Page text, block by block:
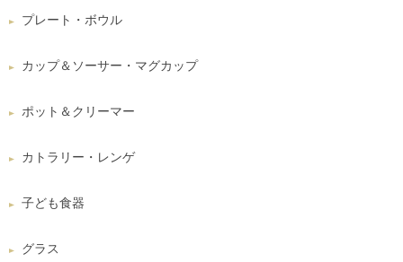
プレート・ボウル
カップ＆ソーサー・マグカップ
ポット＆クリーマー
カトラリー・レンゲ
子ども食器
グラス